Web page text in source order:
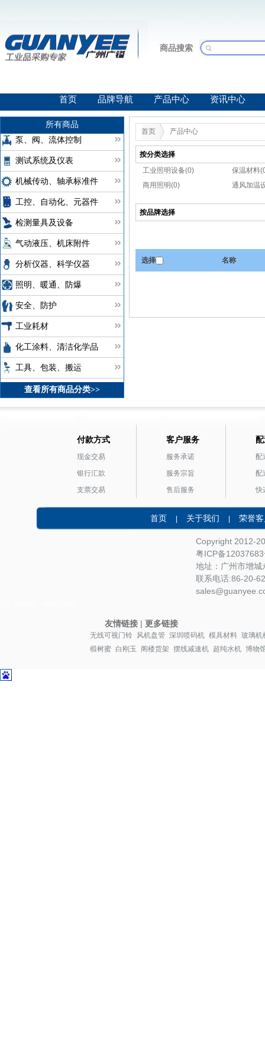
商品搜索
首页 品牌导航 产品中心 资讯中心
所有商品
泵、阀、流体控制
测试系统及仪表
机械传动、轴承标准件
工控、自动化、元器件
检测量具及设备
气动液压、机床附件
分析仪器、科学仪器
照明、暖通、防爆
安全、防护
工业耗材
化工涂料、清洁化学品
工具、包装、搬运
查看所有商品分类>>
首页 产品中心
按分类选择
工业照明设备(0)
保温材料
商用照明(0)
通风加温
按品牌选择
选择 名称
付款方式
现金交易
银行汇款
支票交易
客户服务
服务承诺
服务宗旨
售后服务
配
配
快
首页 关于我们 荣誉
Copyright 2012-
粤ICP备12037683
地址：广州市增
联系电话:86-20-
友情链接| 更多链接
无线可视门铃 风机盘管 深圳喷码机 模具材料 玻璃机
椴树蜜 白刚玉 阁楼货架 摆线减速机 超纯水机 博物